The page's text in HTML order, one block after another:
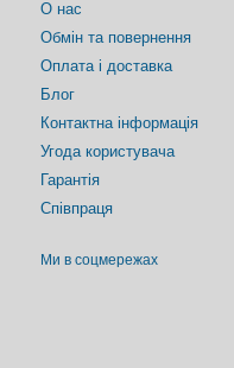
О нас
Обмін та повернення
Оплата і доставка
Блог
Контактна інформація
Угода користувача
Гарантія
Співпраця
Ми в соцмережах